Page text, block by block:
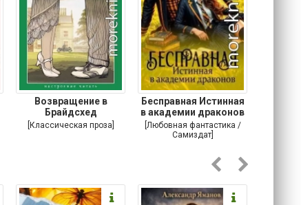
Возвращение в
Брайдсхед
[Классическая проза]
Бесправная Истинная
в академии драконов
[Любовная фантастика /
Самиздат]